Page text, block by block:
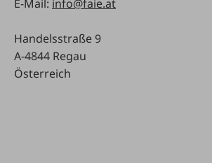
E-Mail: info@faie.at
Handelsstraße 9
A-4844 Regau
Österreich